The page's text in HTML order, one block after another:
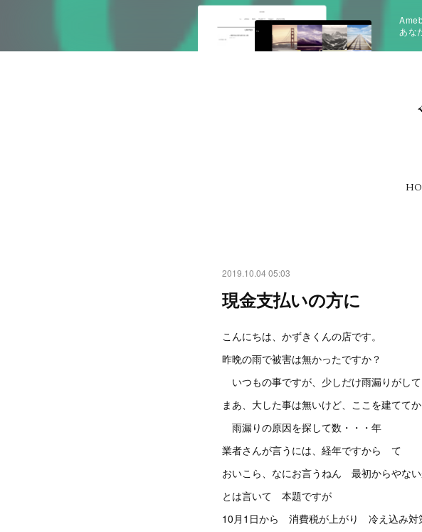
あな
2019.10.04 05:03
現金支払いの方に
こんにちは、かずきくんの店です。
昨晩の雨で被害は無かったですか？
いつもの事ですが、少しだけ雨漏りがし
まあ、大した事は無いけど、ここを建て
雨漏りの原因を探して数・・・年
業者さんが言うには、経年ですから て
おいこら、なにお言うねん 最初からやない
とは言いて 本題ですが
10月1日から 消費税が上がり 冷え込み対